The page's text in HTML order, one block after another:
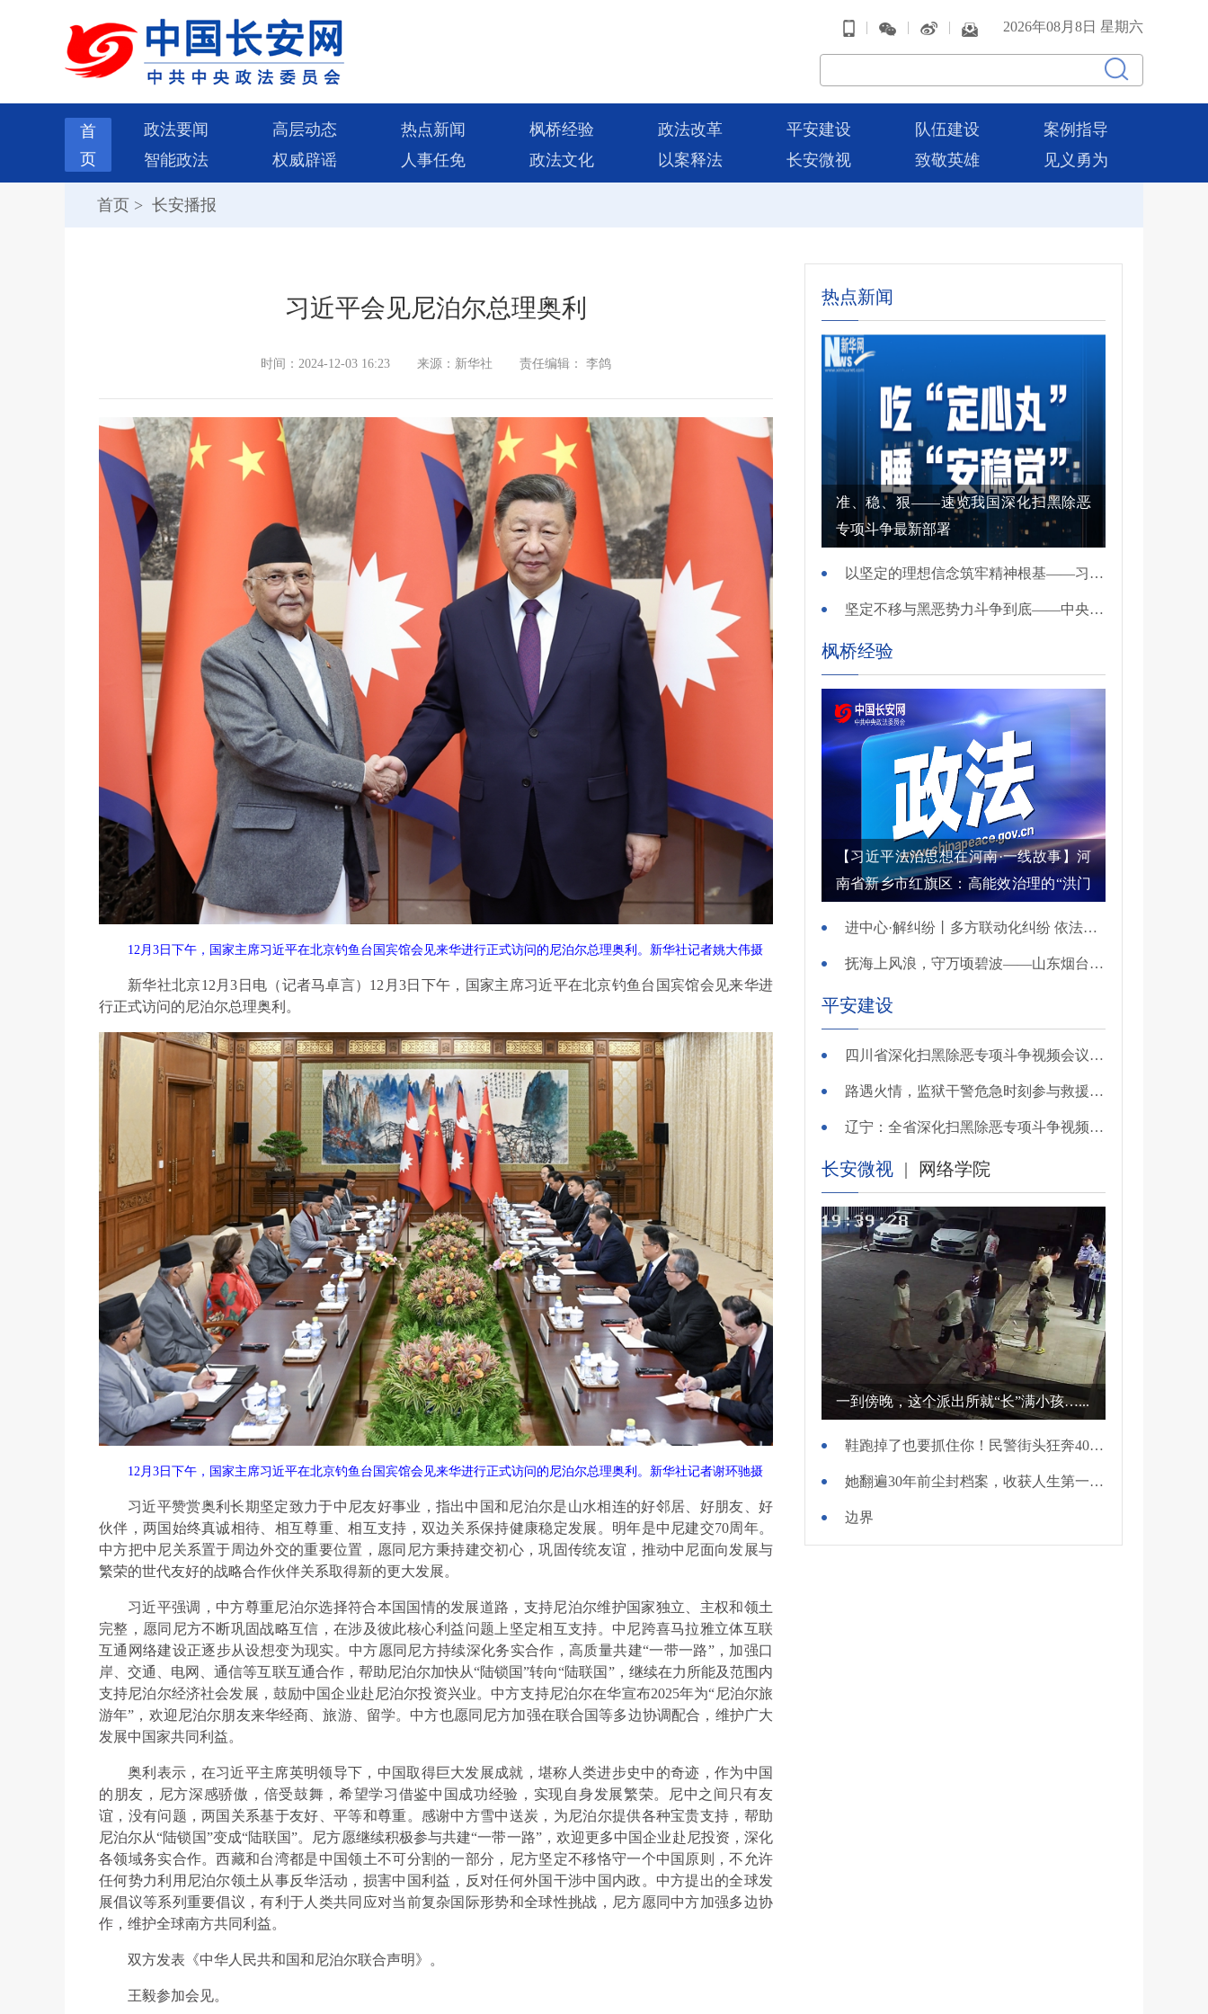
| | | 2026年08月8日 星期六
首
页
政法要闻 高层动态 热点新闻 枫桥经验 政法改革 平安建设 队伍建设
案例指导
智能政法
权威辟谣 人事任免 政法文化 以案释法 长安微视 致敬英雄 见义勇为
首页 > 长安播报
习近平会见尼泊尔总理奥利
时间：2024-12-03 16:23 来源：新华社 责任编辑： 李鸽
12月3日下午，国家主席习近平在北京钓鱼台国宾馆会见来华进行正式访问的尼泊尔总理奥利。新华社记者姚大伟摄
新华社北京12月3日电（记者马卓言）12月3日下午，国家主席习近平在北京钓鱼台国宾馆会见来华进
行正式访问的尼泊尔总理奥利。
12月3日下午，国家主席习近平在北京钓鱼台国宾馆会见来华进行正式访问的尼泊尔总理奥利。新华社记者谢环驰摄
习近平赞赏奥利长期坚定致力于中尼友好事业，指出中国和尼泊尔是山水相连的好邻居、好朋友、好
伙伴，两国始终真诚相待、相互尊重、相互支持，双边关系保持健康稳定发展。明年是中尼建交70周年。
中方把中尼关系置于周边外交的重要位置，愿同尼方秉持建交初心，巩固传统友谊，推动中尼面向发展与
繁荣的世代友好的战略合作伙伴关系取得新的更大发展。
习近平强调，中方尊重尼泊尔选择符合本国国情的发展道路，支持尼泊尔维护国家独立、主权和领土
完整，愿同尼方不断巩固战略互信，在涉及彼此核心利益问题上坚定相互支持。中尼跨喜马拉雅立体互联
互通网络建设正逐步从设想变为现实。中方愿同尼方持续深化务实合作，高质量共建“一带一路”，加强口
岸、交通、电网、通信等互联互通合作，帮助尼泊尔加快从“陆锁国”转向“陆联国”，继续在力所能及范围内
支持尼泊尔经济社会发展，鼓励中国企业赴尼泊尔投资兴业。中方支持尼泊尔在华宣布2025年为“尼泊尔旅
游年”，欢迎尼泊尔朋友来华经商、旅游、留学。中方也愿同尼方加强在联合国等多边协调配合，维护广大
发展中国家共同利益。
奥利表示，在习近平主席英明领导下，中国取得巨大发展成就，堪称人类进步史中的奇迹，作为中国
的朋友，尼方深感骄傲，倍受鼓舞，希望学习借鉴中国成功经验，实现自身发展繁荣。尼中之间只有友
谊，没有问题，两国关系基于友好、平等和尊重。感谢中方雪中送炭，为尼泊尔提供各种宝贵支持，帮助
尼泊尔从“陆锁国”变成“陆联国”。尼方愿继续积极参与共建“一带一路”，欢迎更多中国企业赴尼投资，深化
各领域务实合作。西藏和台湾都是中国领土不可分割的一部分，尼方坚定不移恪守一个中国原则，不允许
任何势力利用尼泊尔领土从事反华活动，损害中国利益，反对任何外国干涉中国内政。中方提出的全球发
展倡议等系列重要倡议，有利于人类共同应对当前复杂国际形势和全球性挑战，尼方愿同中方加强多边协
作，维护全球南方共同利益。
双方发表《中华人民共和国和尼泊尔联合声明》。
王毅参加会见。
热点新闻
准、稳、狠——速览我国深化扫黑除恶
专项斗争最新部署
以坚定的理想信念筑牢精神根基——习近平党建思想理论品格系列述评之一
坚定不移与黑恶势力斗争到底——中央政法委负责同志就开展深化扫黑除恶专项斗争有关问题答记者问
枫桥经验
【习近平法治思想在河南·一线故事】河
南省新乡市红旗区：高能效治理的“洪门
进中心·解纠纷丨多方联动化纠纷 依法调解护农耕
抚海上风浪，守万顷碧波——山东烟台把矛盾化解在微澜未起时
平安建设
四川省深化扫黑除恶专项斗争视频会议召开 于立军出席并讲话
路遇火情，监狱干警危急时刻参与救援显身手！
辽宁：全省深化扫黑除恶专项斗争视频会议召开
长安微视 | 网络学院
一到傍晚，这个派出所就“长”满小孩…...
鞋跑掉了也要抓住你！民警街头狂奔400米擒贼
她翻遍30年前尘封档案，收获人生第一面锦旗
边界